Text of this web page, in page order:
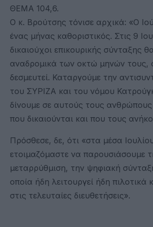
ΘΕΜΑ 104,6.
Ο κ. Βρούτσης τόνισε αρχικά: «Ο
ένας μήνας καθοριστικός. Στις 9
δικαιούχοι επικουρικής σύνταξης
αναδρομικά των οκτώ μηνών τους,
δεσμευτεί. Καταργούμε την
του ΣΥΡΙΖΑ και του νόμου
δίνουμε σε αυτούς τους
που δικαιούνται και που τους
Πρόσθεσε, δε, ότι «στα μέσα
ετοιμαζόμαστε να παρουσιάσουμε
μεταρρύθμιση, την ψηφιακή
οποία ήδη λειτουργεί ήδη πιλοτικά
στις τελευταίες διευθετήσεις».